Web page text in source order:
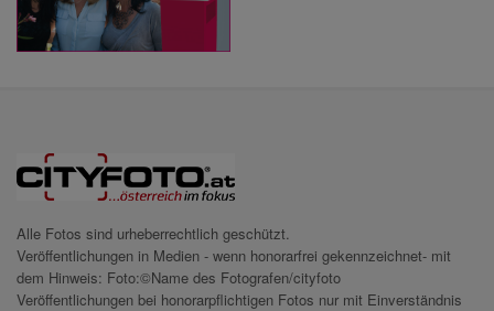
Alle Fotos sind urheberrechtlich geschützt.
Veröffentlichungen in Medien - wenn honorarfrei gekennzeichnet- mit
dem Hinweis: Foto:©Name des Fotografen/cityfoto
Veröffentlichungen bei honorarpflichtigen Fotos nur mit Einverständnis